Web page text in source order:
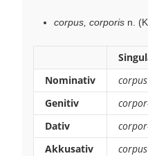
corpus, corporis n.
Nominativ
corpus
Genitiv
Dativ
Akkusativ
corpus